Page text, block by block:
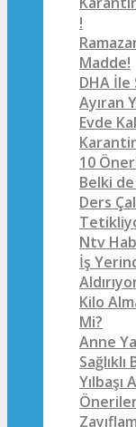
!
Madde!
DHA
Ayıran
Evde
10
Belki
Ders
Ntv
İş
Kilo
Mi?
Anne
Yılbaşı